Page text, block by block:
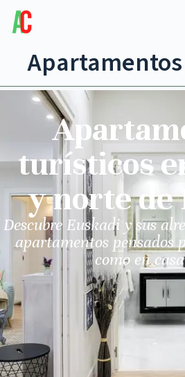
turísticos
y norte de
Descubre Euskadi y sus
apartamentos pensados
como en casa